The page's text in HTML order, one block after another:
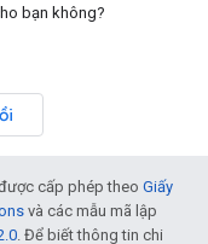
bạn không?
cấp phép theo Giấy
và các mẫu mã lập
. Để biết thông tin chi